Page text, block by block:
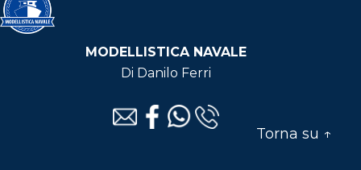
MODELLISTICA NAVALE
Di Danilo Ferri
Torna su ↑